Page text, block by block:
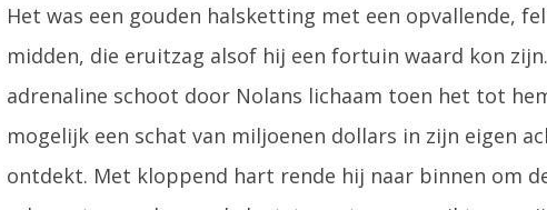
Het was een gouden halsketting met een opvallende,
midden, die eruitzag alsof hij een fortuin waard kon
adrenaline schoot door Nolans lichaam toen het tot
mogelijk een schat van miljoenen dollars in zijn eigen
ontdekt. Met kloppend hart rende hij naar binnen om